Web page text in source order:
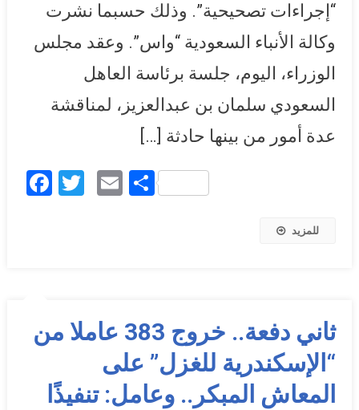
“إجراءات تصحيحية”. وذلك حسبما نشرت
وكالة الأنباء السعودية “واس”. وعقد مجلس
الوزراء، اليوم، جلسة برئاسة العاهل
السعودي سلمان بن عبدالعزيز، لمناقشة
عدة أمور من بينها حادثة […]
Facebook
Twitter
EmailShare
للمزيد
ثاني دفعة.. خروج 383 عاملا من
“الإسكندرية للغزل” على
المعاش المبكر.. وعامل: تنفيذًا